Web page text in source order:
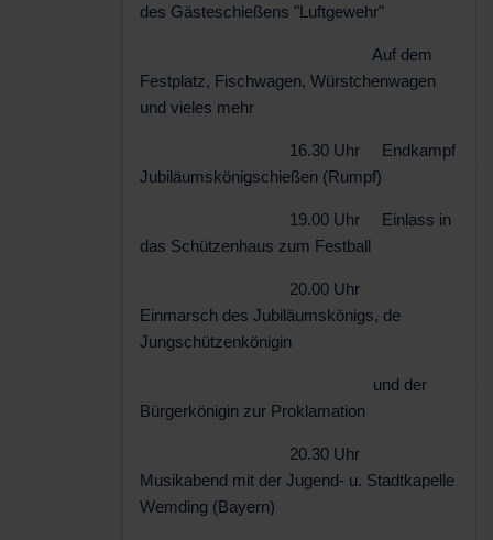
des Gästeschießens "Luftgewehr"
Auf dem
Festplatz, Fischwagen, Würstchenwagen
und vieles mehr
16.30 Uhr Endkampf
Jubiläumskönigschießen (Rumpf)
19.00 Uhr Einlass in
das Schützenhaus zum Festball
20.00 Uhr
Einmarsch des Jubiläumskönigs, de
Jungschützenkönigin
und der
Bürgerkönigin zur Proklamation
20.30 Uhr
Musikabend mit der Jugend- u. Stadtkapelle
Wemding (Bayern)